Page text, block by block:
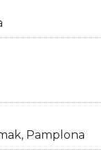
Pamplona